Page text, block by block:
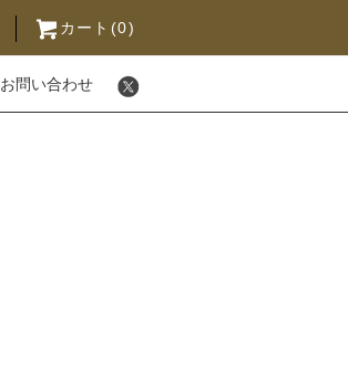
カート(0)
お問い合わせ